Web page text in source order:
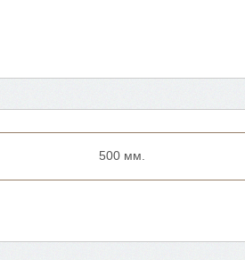
500 мм.